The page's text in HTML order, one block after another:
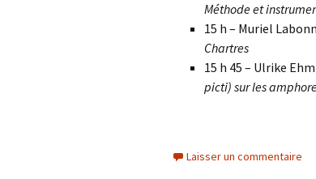
Méthode et
15 h – Muriel
Chartres
15 h 45 – Ulrike
picti) sur les
Laisser un commentaire